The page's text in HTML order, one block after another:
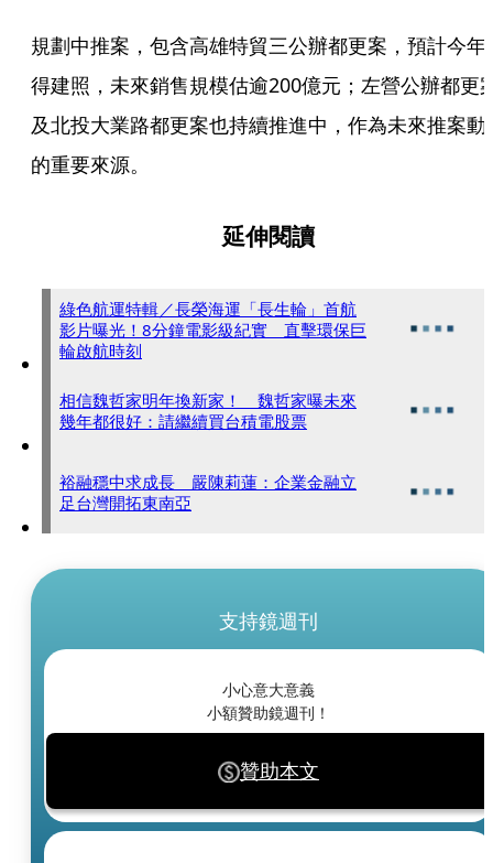
規劃中推案，包含高雄特貿三公辦都更案，預計今年
得建照，未來銷售規模估逾200億元；左營公辦都更
及北投大業路都更案也持續推進中，作為未來推案動
的重要來源。
延伸閱讀
綠色航運特輯／長榮海運「長生輪」首航
影片曝光！8分鐘電影級紀實 直擊環保巨
輪啟航時刻
相信魏哲家明年換新家！ 魏哲家曝未來
幾年都很好：請繼續買台積電股票
裕融穩中求成長 嚴陳莉蓮：企業金融立
足台灣開拓東南亞
支持鏡週刊
小心意大意義
小額贊助鏡週刊！
贊助本文